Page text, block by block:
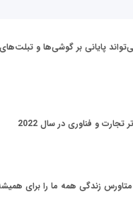
پایانی بر گوشی‌ها و
زندگی همه ما را برای